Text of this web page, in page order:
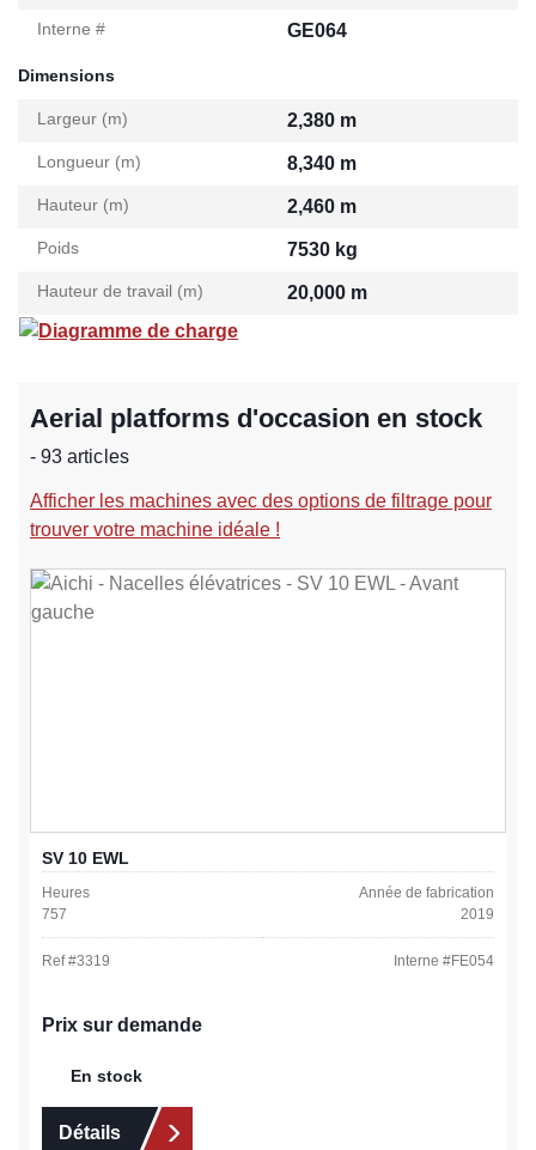
Interne # GE064
Dimensions
Largeur (m) 2,380 m
Longueur (m) 8,340 m
Hauteur (m) 2,460 m
Poids 7530 kg
Hauteur de travail (m)
20,000 m
Diagramme de charge
Aerial platforms d'occasion en stock
- 93 articles
Afficher les machines avec des options de filtrage pour
trouver votre machine idéale !
SV 10 EWL
Heures
757
Année de fabrication
2019
Ref #3319 Interne #FE054
Prix sur demande
En stock
Détails